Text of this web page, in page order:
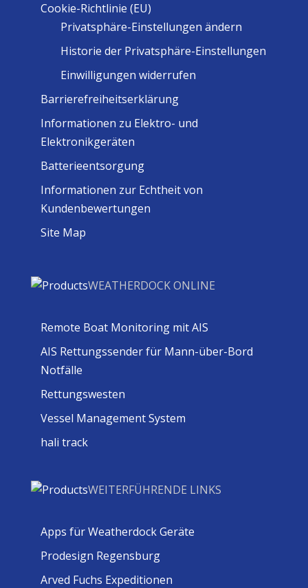
Cookie-Richtlinie (EU)
Privatsphäre-Einstellungen ändern
Historie der Privatsphäre-Einstellungen
Einwilligungen widerrufen
Barrierefreiheitserklärung
Informationen zu Elektro- und
Elektronikgeräten
Batterieentsorgung
Informationen zur Echtheit von
Kundenbewertungen
Site Map
WEATHERDOCK ONLINE
Remote Boat Monitoring mit AIS
AIS Rettungssender für Mann-über-Bord
Notfälle
Rettungswesten
Vessel Management System
hali track
WEITERFÜHRENDE LINKS
Apps für Weatherdock Geräte
Prodesign Regensburg
Arved Fuchs Expeditionen